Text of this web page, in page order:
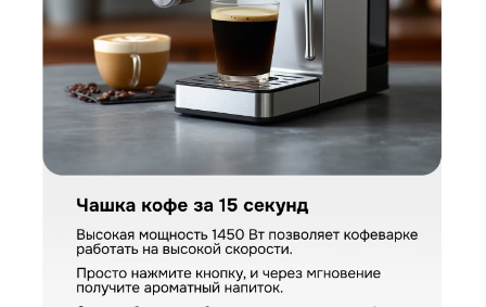
Кофеварка Zigmund & Shtain ZCM-884
Вариант
Ваше имя
Ваш номер
Поделитесь впечатлениями
Отправить отзыв
С условиями "Пользовательского соглашения" ознакомлен